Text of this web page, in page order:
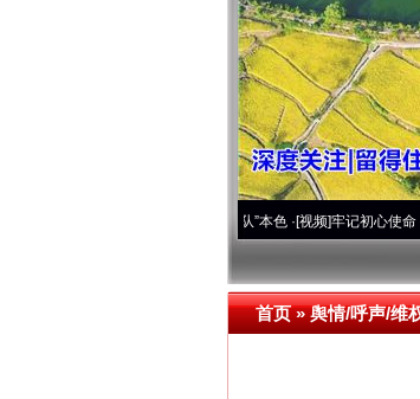
·[视频]牢记初心使命 奋进复兴征
首页»舆情/呼声/维